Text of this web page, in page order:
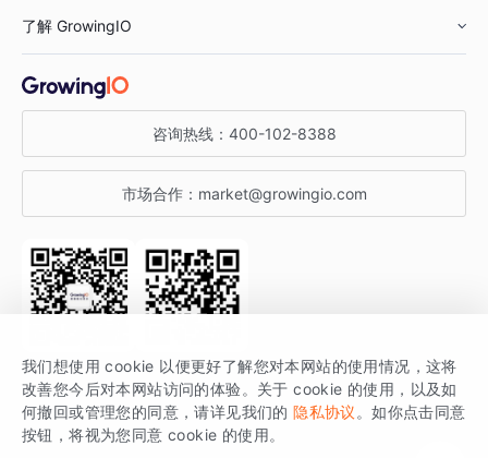
汽车行业
金融行业
智能运营
获客分析
增长公开课
增长博客
开发者文档
SDK 文档
场景指南
了解 GrowingIO
关于 GrowingIO
增长大会
行业活动
咨询热线： 400-102-8388
市场合作： market@growingio.com
关注公众号 获取更多干货
GrowingIO 是专注于数据智能分析与增长的品牌，核心平台为 GrowingIO
分析云。
我们想使用 cookie 以便更好了解您对本网站的使用情况，这将
改善您今后对本网站访问的体验。关于 cookie 的使用，以及如
何撤回或管理您的同意，请详见我们的 隐私协议 。如你点击同意
按钮，将视为您同意 cookie 的使用。